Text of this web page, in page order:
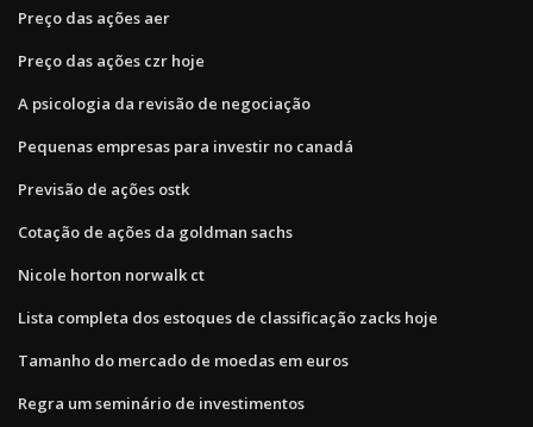
Preço das ações aer
Preço das ações czr hoje
A psicologia da revisão de negociação
Pequenas empresas para investir no canadá
Previsão de ações ostk
Cotação de ações da goldman sachs
Nicole horton norwalk ct
Lista completa dos estoques de classificação zacks hoje
Tamanho do mercado de moedas em euros
Regra um seminário de investimentos